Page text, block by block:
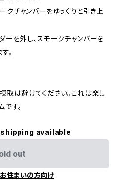
クチャンバーをゆっくりと引き上
を外し、スモークチャンバーを
。
取は避けてください。これは楽し
す。
available
out
住まいの方向け